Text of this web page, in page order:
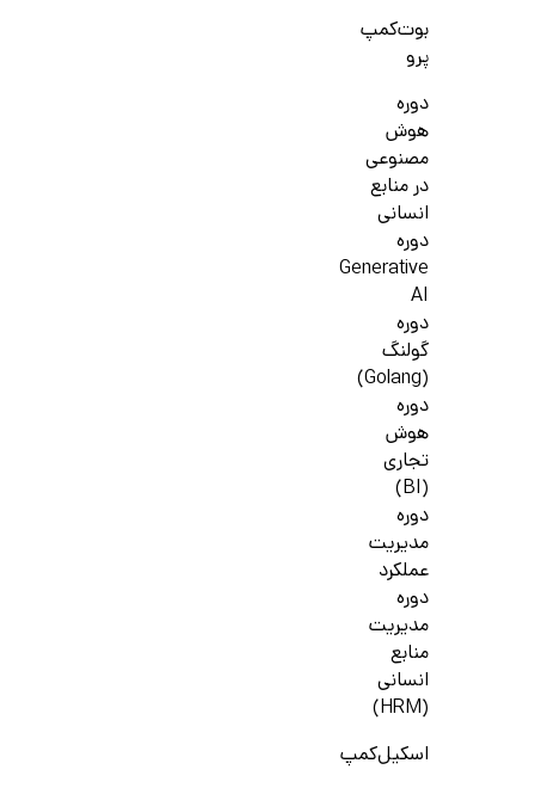
بوت‌کمپ
پرو
دوره
هوش
مصنوعی
در منابع
انسانی
دوره
Generative
AI
دوره
گولنگ
(Golang)
دوره
هوش
تجاری
(BI)
دوره
مدیریت
عملکرد
دوره
مدیریت
منابع
انسانی
(HRM)
اسکیل‌کمپ